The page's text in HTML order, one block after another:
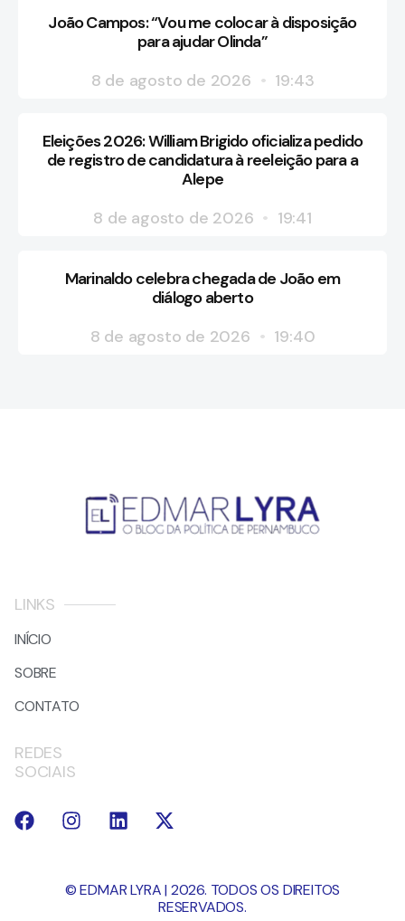
João Campos: “Vou me colocar à disposição
para ajudar Olinda”
8 de agosto de 2026
19:43
Eleições 2026: William Brigido oficializa pedido
de registro de candidatura à reeleição para a
Alepe
8 de agosto de 2026
19:41
Marinaldo celebra chegada de João em
diálogo aberto
8 de agosto de 2026
19:40
LINKS
INÍCIO
SOBRE
CONTATO
REDES
SOCIAIS
© EDMAR LYRA | 2026. TODOS OS DIREITOS
RESERVADOS.